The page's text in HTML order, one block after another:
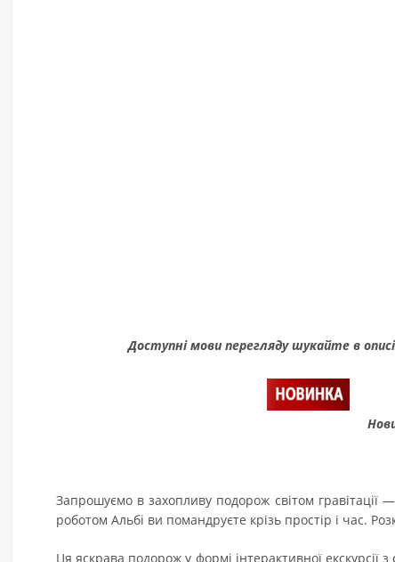
Доступні мови перегляду шукайте в
Запрошуємо в захопливу подорож світом
роботом Альбі ви помандруєте крізь простір і час.
Ця яскрава подорож у формі інтерактивної екскурсії